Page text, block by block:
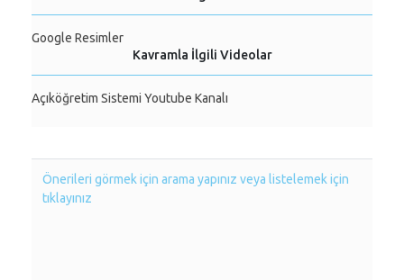
Google Resimler
Kavramla İlgili Videolar
Açıköğretim Sistemi Youtube Kanalı
Önerileri görmek için arama yapınız veya listelemek için
tıklayınız